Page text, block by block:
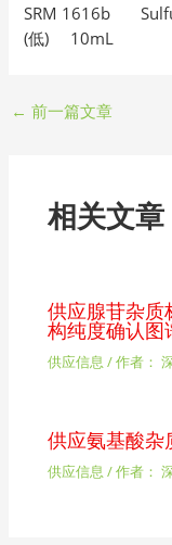
SRM 1616b
(低) 10mL
← 前一篇文章
相关文章
供应腺苷杂质
构纯度确认图
供应信息 / 作者：
供应氨基酸杂
供应信息 / 作者：